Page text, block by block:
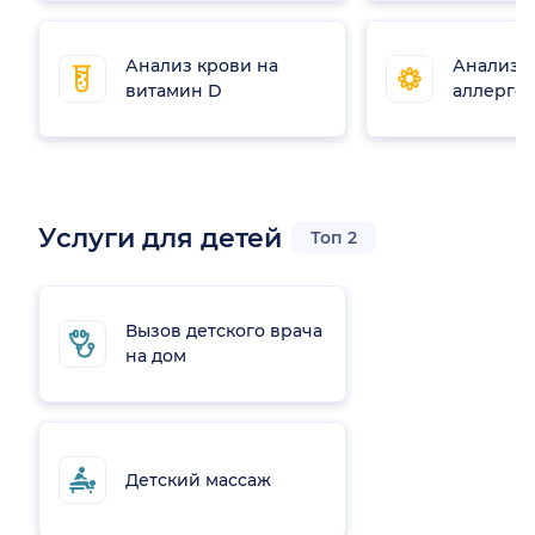
Анализ крови на
витамин D
Анализы
Услуги для детей Топ 2
Вызов детского врача
на дом
Детский массаж